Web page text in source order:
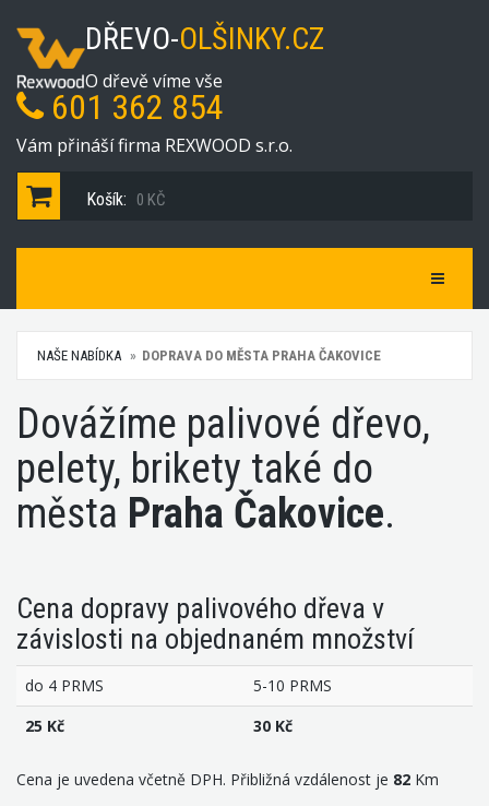
DŘEVO-OLŠINKY.CZ
O dřevě víme vše
601 362 854
Vám přináší firma REXWOOD s.r.o.
Košík: 0 KČ
Navigace
NAŠE NABÍDKA DOPRAVA DO MĚSTA PRAHA ČAKOVICE
Dovážíme palivové dřevo,
pelety, brikety také do
města Praha Čakovice.
Cena dopravy palivového dřeva v
závislosti na objednaném množství
do 4 PRMS
5-10 PRMS
25 Kč
30 Kč
Cena je uvedena včetně DPH. Přibližná vzdálenost je 82 Km